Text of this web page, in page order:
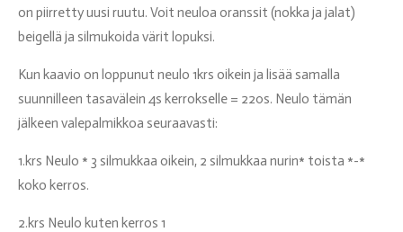
on piirretty uusi ruutu. Voit neuloa oranssit (nokka ja jalat)
beigellä ja silmukoida värit lopuksi.
Kun kaavio on loppunut neulo 1krs oikein ja lisää samalla
suunnilleen tasavälein 4s kerrokselle = 220s. Neulo tämän
jälkeen valepalmikkoa seuraavasti:
1.krs Neulo * 3 silmukkaa oikein, 2 silmukkaa nurin* toista *-*
koko kerros.
2.krs Neulo kuten kerros 1